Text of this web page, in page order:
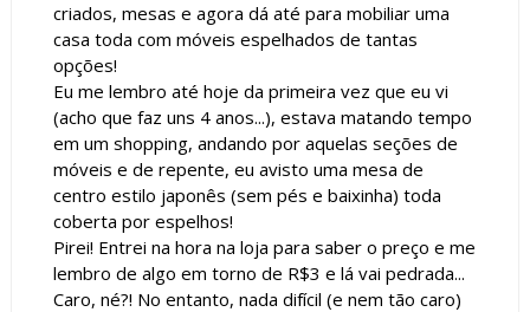
criados, mesas e agora dá até para mobiliar uma
casa toda com móveis espelhados de tantas
opções!
Eu me lembro até hoje da primeira vez que eu vi
(acho que faz uns 4 anos...), estava matando tempo
em um shopping, andando por aquelas seções de
móveis e de repente, eu avisto uma mesa de
centro estilo japonês (sem pés e baixinha) toda
coberta por espelhos!
Pirei! Entrei na hora na loja para saber o preço e me
lembro de algo em torno de R$3 e lá vai pedrada...
Caro, né?! No entanto, nada difícil (e nem tão caro)